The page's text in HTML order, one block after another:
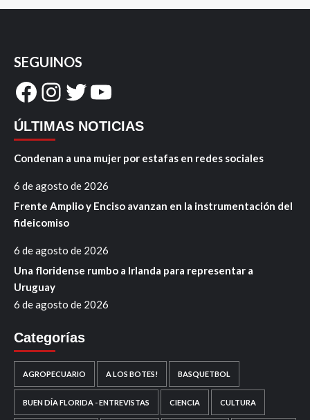
SEGUINOS
Facebook
Instagram
Twitter
YouTube
ÚLTIMAS NOTICIAS
Condenan a una mujer por estafas en redes sociales
6 de agosto de 2026
Frente Amplio y Enciso avanzan en la instrumentación del
fideicomiso
6 de agosto de 2026
Una floridense rumbo a Irlanda para representar a
Uruguay
6 de agosto de 2026
Categorías
AGROPECUARIO A LOS BOTES! BASQUETBOL
BUEN DÍA FLORIDA - ENTREVISTAS CIENCIA CULTURA